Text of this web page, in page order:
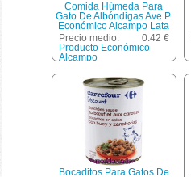
Comida Húmeda Para
Gato De Albóndigas Ave P.
Económico Alcampo Lata
410 Gramos
Precio medio:
0.42 €
Producto Económico
Alcampo
Bocaditos Para Gatos De